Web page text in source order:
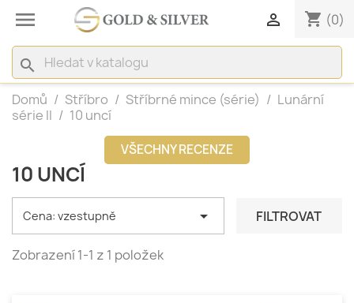
 shopping_cart (0)

search
Domů Stříbro Stříbrné mince (série)
Lunární
série II
10 uncí
VŠECHNY RECENZE
10 UNCÍ
Cena: vzestupně  FILTROVAT
Zobrazení 1-1 z 1 položek